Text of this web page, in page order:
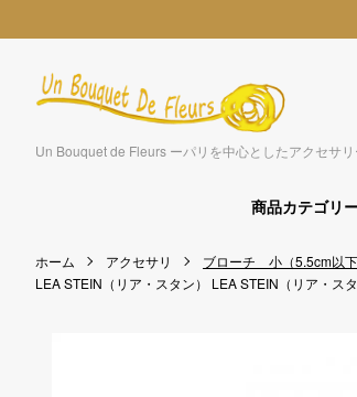
Un Bouquet de Fleurs ーパリを中心としたアクセサ
商品カテゴリ
ホーム アクセサリ
ブローチ 小（5.5cm以下
LEA STEIN（リア・スタン）
LEA STEIN（リア・スタ